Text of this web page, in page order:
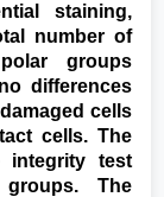
staining,
number of
groups
differences
cells
cells. The
integrity test
The